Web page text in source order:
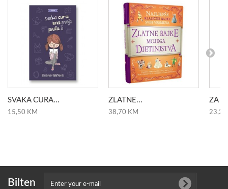
SVAKA CURA...
15,50 KM
ZLATNE...
38,70 KM
ZA
23,20
Bilten